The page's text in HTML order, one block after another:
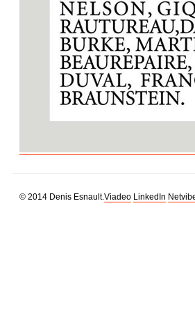
© 2014 Denis Esnault.Viadeo LinkedIn